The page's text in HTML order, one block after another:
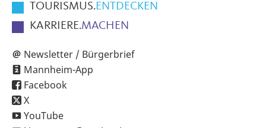
TOURISMUS.ENTDECKEN
KARRIERE.MACHEN
Newsletter / Bürgerbrief
Mannheim-App
Facebook
X
YouTube